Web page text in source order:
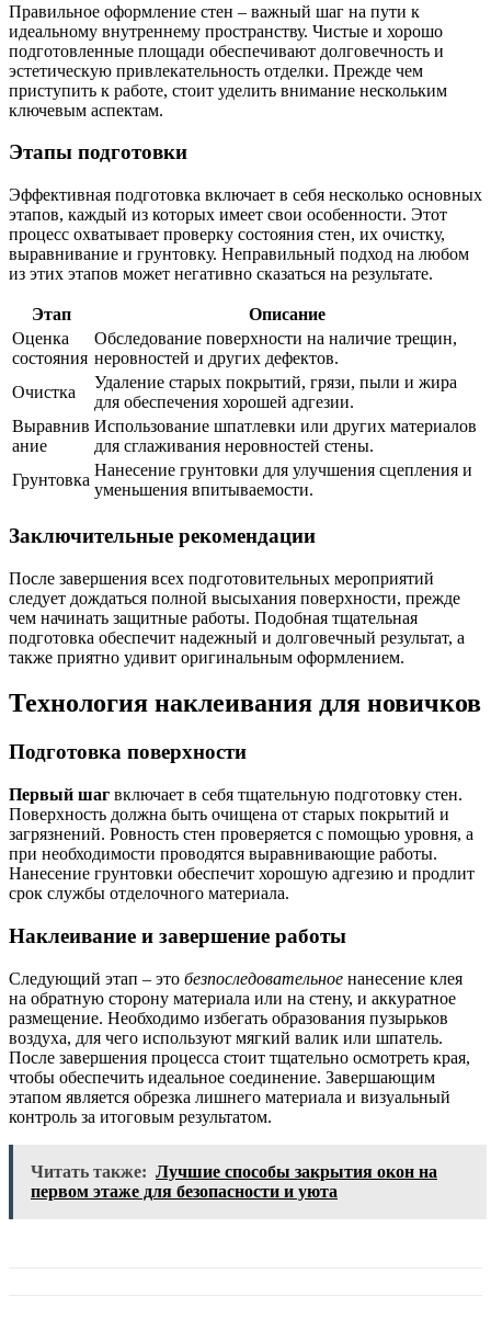
Правильное оформление стен – важный шаг на пути к
идеальному внутреннему пространству. Чистые и хорошо
подготовленные площади обеспечивают долговечность и
эстетическую привлекательность отделки. Прежде чем
приступить к работе, стоит уделить внимание нескольким
ключевым аспектам.
Этапы подготовки
Эффективная подготовка включает в себя несколько основных
этапов, каждый из которых имеет свои особенности. Этот
процесс охватывает проверку состояния стен, их очистку,
выравнивание и грунтовку. Неправильный подход на любом
из этих этапов может негативно сказаться на результате.
Этап
Описание
Оценка
состояния
Обследование поверхности на наличие трещин,
неровностей и других дефектов.
Очистка
Удаление старых покрытий, грязи, пыли и жира
для обеспечения хорошей адгезии.
Выравнив
ание
Использование шпатлевки или других материалов
для сглаживания неровностей стены.
Грунтовка
Нанесение грунтовки для улучшения сцепления и
уменьшения впитываемости.
Заключительные рекомендации
После завершения всех подготовительных мероприятий
следует дождаться полной высыхания поверхности, прежде
чем начинать защитные работы. Подобная тщательная
подготовка обеспечит надежный и долговечный результат, а
также приятно удивит оригинальным оформлением.
Технология наклеивания для новичков
Подготовка поверхности
Первый шаг включает в себя тщательную подготовку стен.
Поверхность должна быть очищена от старых покрытий и
загрязнений. Ровность стен проверяется с помощью уровня, а
при необходимости проводятся выравнивающие работы.
Нанесение грунтовки обеспечит хорошую адгезию и продлит
срок службы отделочного материала.
Наклеивание и завершение работы
Следующий этап – это безпоследовательное нанесение клея
на обратную сторону материала или на стену, и аккуратное
размещение. Необходимо избегать образования пузырьков
воздуха, для чего используют мягкий валик или шпатель.
После завершения процесса стоит тщательно осмотреть края,
чтобы обеспечить идеальное соединение. Завершающим
этапом является обрезка лишнего материала и визуальный
контроль за итоговым результатом.
Читать также: Лучшие способы закрытия окон на
первом этаже для безопасности и уюта